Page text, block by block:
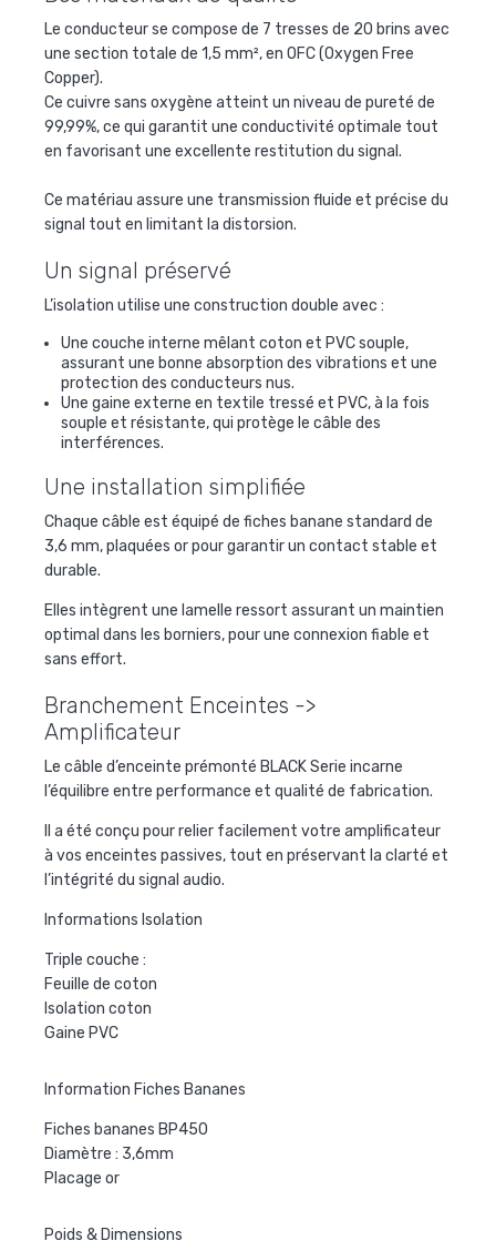
Le conducteur se compose de 7 tresses de 20 brins avec
une section totale de 1,5 mm², en OFC (Oxygen Free
Copper).
Ce cuivre sans oxygène atteint un niveau de pureté de
99,99%, ce qui garantit une conductivité optimale tout
en favorisant une excellente restitution du signal.
Ce matériau assure une transmission fluide et précise du
signal tout en limitant la distorsion.
Un signal préservé
L’isolation utilise une construction double avec :
Une couche interne mêlant coton et PVC souple,
assurant une bonne absorption des vibrations et une
protection des conducteurs nus.
Une gaine externe en textile tressé et PVC, à la fois
souple et résistante, qui protège le câble des
interférences.
Une installation simplifiée
Chaque câble est équipé de fiches banane standard de
3,6 mm, plaquées or pour garantir un contact stable et
durable.
Elles intègrent une lamelle ressort assurant un maintien
optimal dans les borniers, pour une connexion fiable et
sans effort.
Branchement Enceintes ->
Amplificateur
Le câble d’enceinte prémonté BLACK Serie incarne
l’équilibre entre performance et qualité de fabrication.
Il a été conçu pour relier facilement votre amplificateur
à vos enceintes passives, tout en préservant la clarté et
l’intégrité du signal audio.
Informations Isolation
Triple couche :
Feuille de coton
Isolation coton
Gaine PVC
Information Fiches Bananes
Fiches bananes BP450
Diamètre : 3,6mm
Placage or
Poids & Dimensions